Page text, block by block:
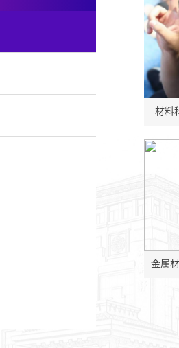
材料